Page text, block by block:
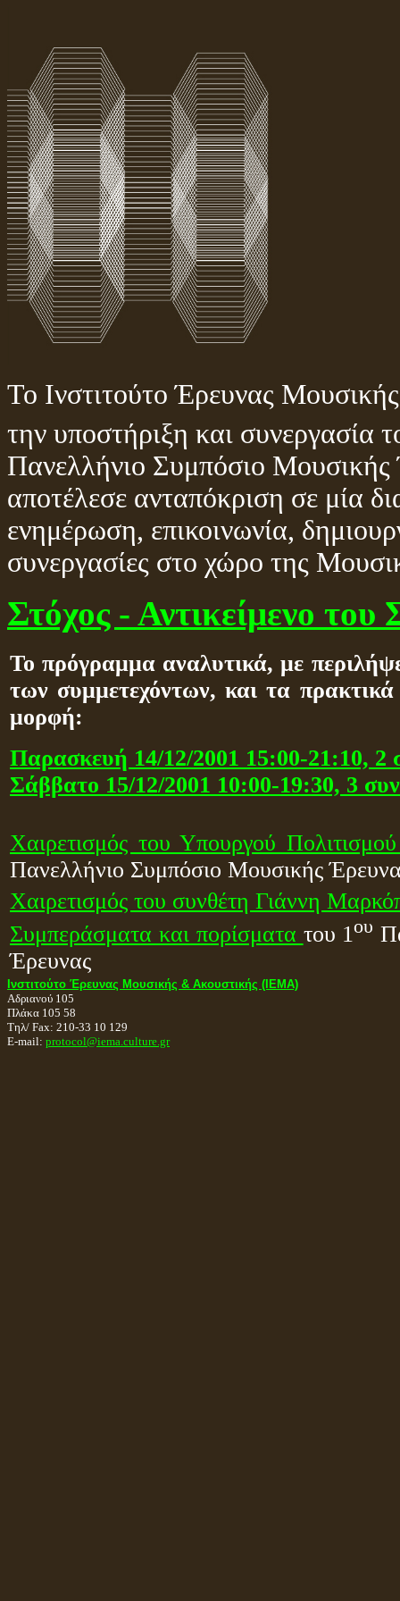
Το Ινστιτούτο Έρευνας
την υποστήριξη και συνεργασία
Πανελλήνιο Συμπόσιο
αποτέλεσε ανταπόκριση σε μία
ενημέρωση, επικοινωνία,
συνεργασίες στο χώρο της
Στόχος - Αντικείμενο του
Το πρόγραμμα αναλυτικά, με
των συμμετεχόντων, και τα
μορφή:
Παρασκευή 14/12/2001 15:00-21:10, 2
Σάββατο 15/12/2001 10:00-19:30, 3
Χαιρετισμός του Υπουργού
Πανελλήνιο Συμπόσιο Μουσικής
Χαιρετισμός του συνθέτη Γιάννη
Συμπεράσματα και πορίσματα του 1ου Π
Έρευνας
Ινστιτούτο Έρευνας Μουσικής & Ακουστικής (ΙΕΜΑ)
Αδριανού 105
Πλάκα 105 58
Τηλ/ Fax: 210-33 10 129
E-mail: protocol@iema.culture.gr